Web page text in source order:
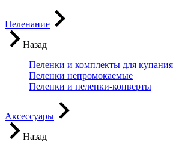
Пеленание
Назад
Пеленки и комплекты для купания
Пеленки непромокаемые
Пеленки и пеленки-конверты
Аксессуары
Назад